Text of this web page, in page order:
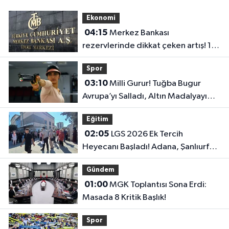
Ekonomi
04:15
rezervlerinde dikkat çeken artış! 1
haftada 1,8 milyar dolar yükseldi..
Spor
03:10Milli Gurur! Tuğba Bugur
Avrupa’yı Salladı, Altın Madalyayı
Türkiye’ye Getirdi..
Eğitim
02:05
Heyecanı Başladı! Adana, Şanlıurfa
ve Gaziantep Lise Taban Puanları..
Gündem
01:00MGK Toplantısı Sona Erdi:
Masada 8 Kritik Başlık!
Spor